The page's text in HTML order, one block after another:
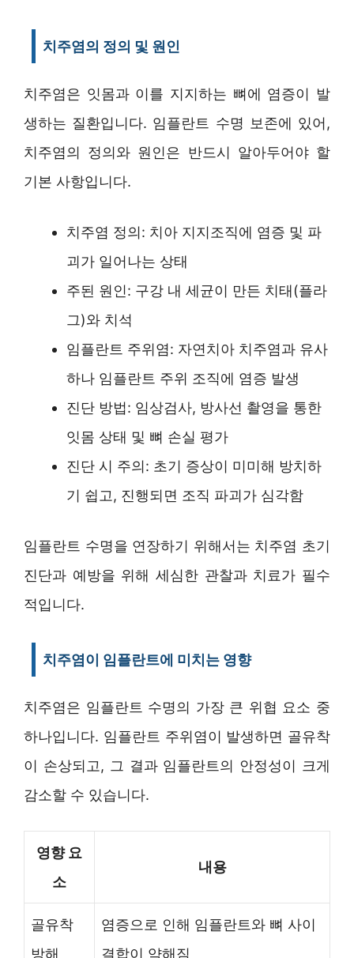
치주염의 정의 및 원인
치주염은 잇몸과 이를 지지하는 뼈에 염증이 발
생하는 질환입니다. 임플란트 수명 보존에 있어,
치주염의 정의와 원인은 반드시 알아두어야 할
기본 사항입니다.
치주염 정의: 치아 지지조직에 염증 및 파
괴가 일어나는 상태
주된 원인: 구강 내 세균이 만든 치태(플라
그)와 치석
임플란트 주위염: 자연치아 치주염과 유사
하나 임플란트 주위 조직에 염증 발생
진단 방법: 임상검사, 방사선 촬영을 통한
잇몸 상태 및 뼈 손실 평가
진단 시 주의: 초기 증상이 미미해 방치하
기 쉽고, 진행되면 조직 파괴가 심각함
임플란트 수명을 연장하기 위해서는 치주염 초기
진단과 예방을 위해 세심한 관찰과 치료가 필수
적입니다.
치주염이 임플란트에 미치는 영향
치주염은 임플란트 수명의 가장 큰 위협 요소 중
하나입니다. 임플란트 주위염이 발생하면 골유착
이 손상되고, 그 결과 임플란트의 안정성이 크게
감소할 수 있습니다.
영향 요
소
내용
골유착
방해
염증으로 인해 임플란트와 뼈 사이
결합이 약해짐